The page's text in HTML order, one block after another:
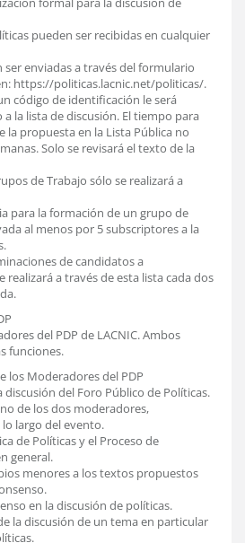
pueden ser recibidas en cualquier
enviadas a través del formulario
https://politicas.lacnic.net/politicas/.
código de identificación le será
la lista de discusión. El tiempo para
la propuesta en la Lista Pública no
Solo se revisará el texto de la
de Trabajo sólo se realizará a
para la formación de un grupo de
al menos por 5 subscriptores a la
de candidatos a
realizará a través de esta lista cada dos
del PDP de LACNIC. Ambos
funciones.
los Moderadores del PDP
del Foro Público de Políticas.
de los dos moderadores,
largo del evento.
de Políticas y el Proceso de
general.
menores a los textos propuestos
en la discusión de políticas.
la discusión de un tema en particular